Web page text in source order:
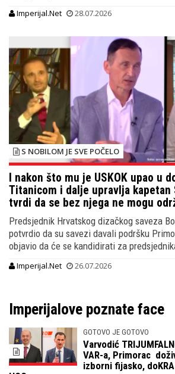
Imperijal.Net 28.07.2026
S NOBILOM JE SVE POČELO
I nakon što mu je USKOK upao u
Titanicom i dalje upravlja kapetan
tvrdi da se bez njega ne mogu
Predsjednik Hrvatskog dizačkog saveza
potvrdio da su savezi davali podršku
objavio da će se kandidirati za
Imperijal.Net 26.07.2026
Imperijalove poznate face
GOTOVO JE GOTOVO
Varvodić
VAR-a, Primorac
izborni fijasko,